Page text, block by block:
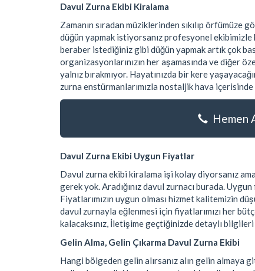
Davul Zurna Ekibi Kiralama
Zamanın sıradan müziklerinden sıkılıp
düğün yapmak istiyorsanız profesyonel ekibimizle
beraber istediğiniz gibi düğün yapmak artık çok
organizasyonlarınızın her aşamasında ve diğer
yalnız bırakmıyor. Hayatınızda bir kere
zurna enstürmanlarımızla nostaljik hava
Hemen
Davul Zurna Ekibi Uygun Fiyatlar
Davul zurna ekibi kiralama işi kolay diyorsanız
gerek yok. Aradığınız davul zurnacı burada.
Fiyatlarımızın uygun olması hizmet kalitemizin
davul zurnayla eğlenmesi için fiyatlarımızı her
kalacaksınız, İletişime geçtiğinizde detaylı
Gelin Alma, Gelin Çıkarma Davul Zurna Ekibi
Hangi bölgeden gelin alırsanız alın gelin almaya